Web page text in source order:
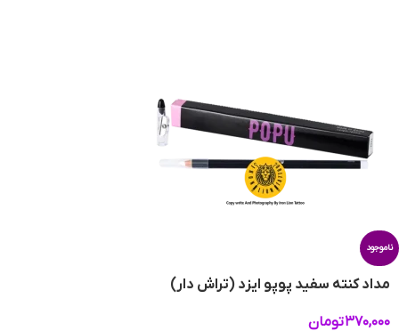
ناموجود
مداد کنته سفید پوپو ایزد (تراش دار)
۳۷۰,۰۰۰تومان